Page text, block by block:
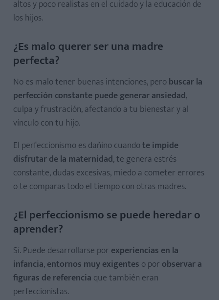
altos y poco realistas en el cuidado y la educación de
los hijos.
¿Es malo querer ser una madre
perfecta?
No es malo tener buenas intenciones, perobuscar la
perfección constante puede generar ansiedad,
culpa y frustración, afectando a tu bienestar y al
vínculo con tu hijo.
El perfeccionismo es dañino cuandote impide
disfrutar de la maternidad, te genera estrés
constante, dudas excesivas, miedo a cometer errores
o te comparas todo el tiempo con otras madres.
¿El perfeccionismo se puede heredar o
aprender?
Sí. Puede desarrollarse por experiencias en la
infancia,entornos muy exigentes o por observar a
figuras de referencia que también eran
perfeccionistas.